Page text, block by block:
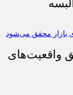
واقعیت‌های